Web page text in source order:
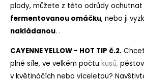
plody, můžete z této odrůdy ochutnat
fermentovanou omáčku, nebo ji
nakládanou. .
CAYENNE YELLOW - HOT TIP č.2.
plné síle, ve velkém počtu kusů,
v květináčích nebo víceletou?